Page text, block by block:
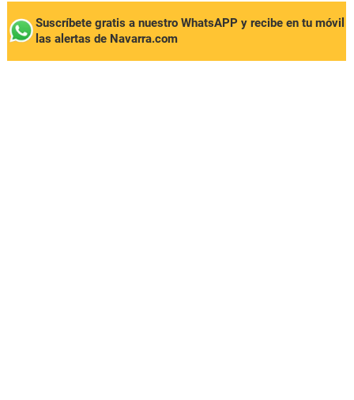
Suscríbete gratis a nuestro WhatsAPP y recibe en tu móvil
las alertas de Navarra.com